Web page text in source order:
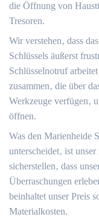
die Öffnung von
Tresoren.
Wir verstehen‚ dass
Schlüssels äußerst
Schlüsselnotruf
zusammen‚ die über
Werkzeuge verfügen‚
öffnen.
Was den Marienheide
unterscheidet‚ ist
sicherstellen‚ dass
Überraschungen
beinhaltet unser Preis
Materialkosten.